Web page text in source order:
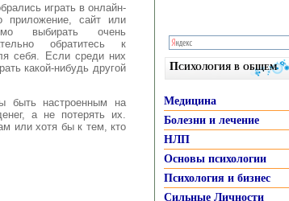
играть в онлайн-
приложение, сайт или
выбирать очень
обратитесь к
себя. Если среди них
какой-нибудь другой
быть настроенным на
а не потерять их.
или хотя бы к тем, кто
Психология в общем
Медицина
Болезни и лечение
НЛП
Основы психологии
Психология и бизнес
Сильные Личности